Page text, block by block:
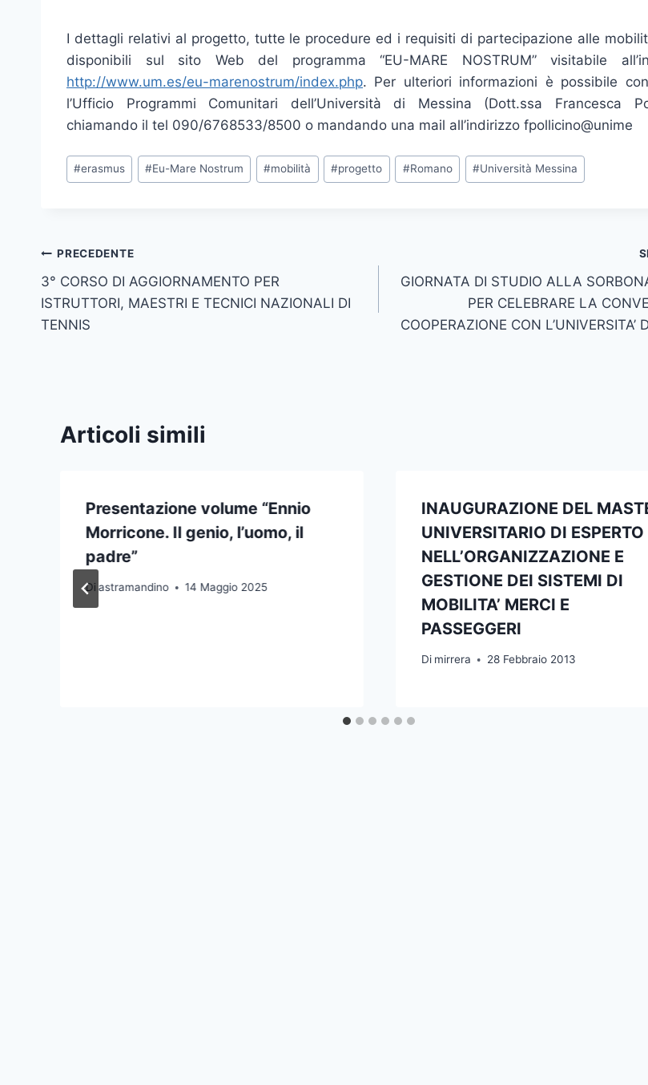
I dettagli relativi al progetto, tutte le procedure ed i requisiti di partecipazione alle
disponibili sul sito Web del programma “EU-MARE NOSTRUM” visitabile
http://www.um.es/eu-marenostrum/index.php. Per ulteriori informazioni è possibile
l’Ufficio Programmi Comunitari dell’Università di Messina (Dott.ssa Francesca
chiamando il tel 090/6768533/8500 o mandando una mail all’indirizzo fpollicino@unime
Tag
articolo:
#erasmus #Eu-Mare Nostrum #mobilità #progetto #Romano #Università Messina
Navigazione
articoli
PRECEDENTE
3° CORSO DI AGGIORNAMENTO PER
ISTRUTTORI, MAESTRI E TECNICI NAZIONALI DI
TENNIS
GIORNATA DI STUDIO ALLA
PER CELEBRARE LA
COOPERAZIONE CON L’UNIVERSITA’
Articoli simili
Presentazione volume “Ennio
Morricone. Il genio, l’uomo, il
padre”
Di astramandino 14 Maggio 2025
INAUGURAZIONE DEL
UNIVERSITARIO DI ESPERTO
NELL’ORGANIZZAZIONE E
GESTIONE DEI SISTEMI DI
MOBILITA’ MERCI E
PASSEGGERI
Di mirrera 28 Febbraio 2013